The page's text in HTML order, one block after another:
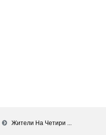
Жители На Четири ...